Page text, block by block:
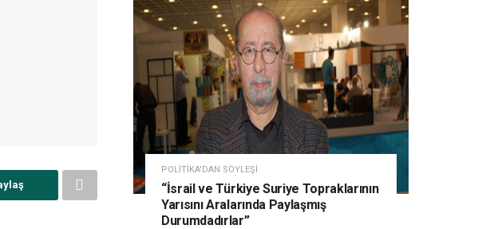
POLITIKA'DAN SÖYLEŞI
“İsrail ve Türkiye Suriye Topraklarının
Yarısını Aralarında Paylaşmış
Durumdadırlar”